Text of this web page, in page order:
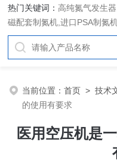
热门关键词： 高纯氮气发生
磁配套制氮机,进口PSA制氮
当前位置：首页 >技术
的使用有要求
医用空压机是